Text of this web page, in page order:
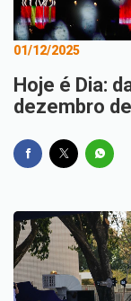
01/12/2025
Hoje é Dia:
dezembro